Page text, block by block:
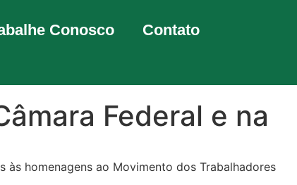
Conosco Contato
Federal e na
homenagens ao Movimento dos Trabalhadores